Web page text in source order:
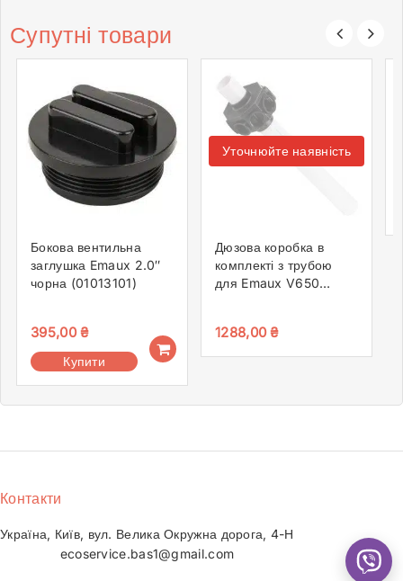
Супутні товари
Бокова вентильна
заглушка Emaux 2.0″
чорна (01013101)
395,00₴
Купити
Уточнюйте наявність
Дюзова коробка в
комплекті з трубою
для Emaux V650
1288,00₴
Контакти
Україна, Київ, вул. Велика Окружна дорога, 4-Н
ecoservice.bas1@gmail.com